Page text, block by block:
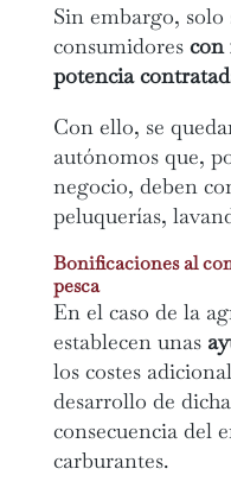
Sin embargo,
consumidores con
potencia
Con ello, se
autónomos que,
negocio, deben
peluquerías,
Bonificaciones al
pesca
En el caso de la
establecen unas
los costes
desarrollo de
consecuencia del
carburantes.